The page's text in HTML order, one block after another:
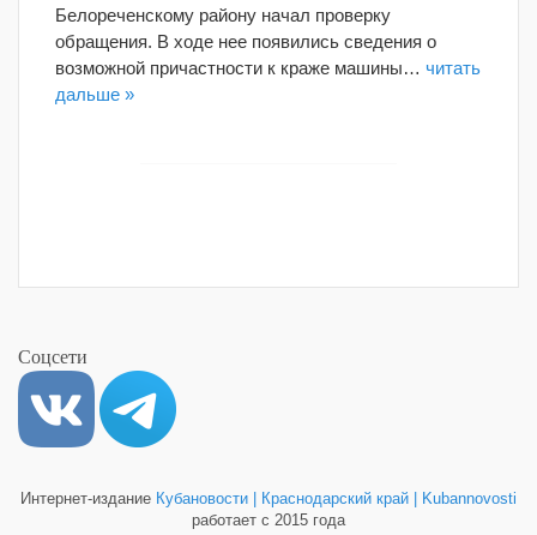
Белореченскому району начал проверку
обращения. В ходе нее появились сведения о
возможной причастности к краже машины… читать
дальше »
Соцсети
Интернет-издание Кубановости | Краснодарский край | Kubannovosti
работает с 2015 года